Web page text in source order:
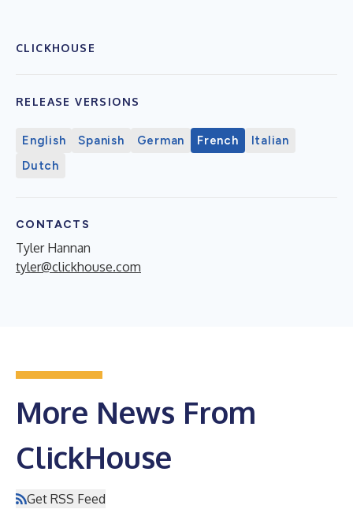
CLICKHOUSE
RELEASE VERSIONS
English Spanish German French
Italian
Dutch
CONTACTS
Tyler Hannan
tyler@clickhouse.com
More News From
ClickHouse
Get RSS Feed